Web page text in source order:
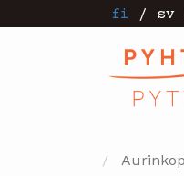
till
fi / sv